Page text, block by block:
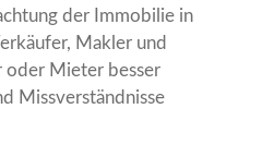
der Immobilie in
Makler und
oder Mieter besser
Missverständnisse